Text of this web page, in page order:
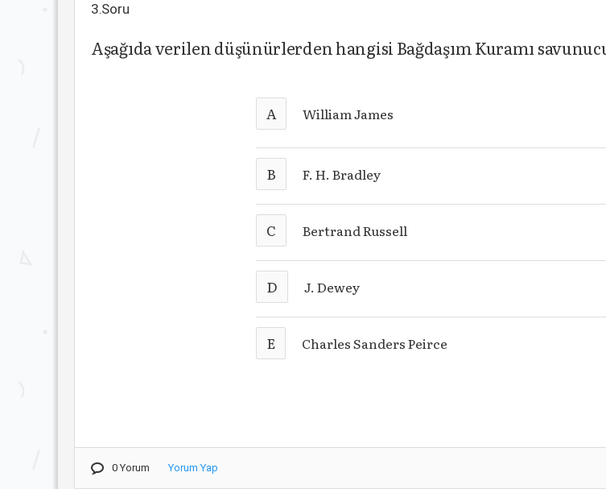
3.Soru
Aşağıda verilen düşünürlerden hangisi Bağdaşım Kuramı
A William James
B F. H. Bradley
C Bertrand Russell
D J. Dewey
E Charles Sanders Peirce
0 Yorum Yorum Yap